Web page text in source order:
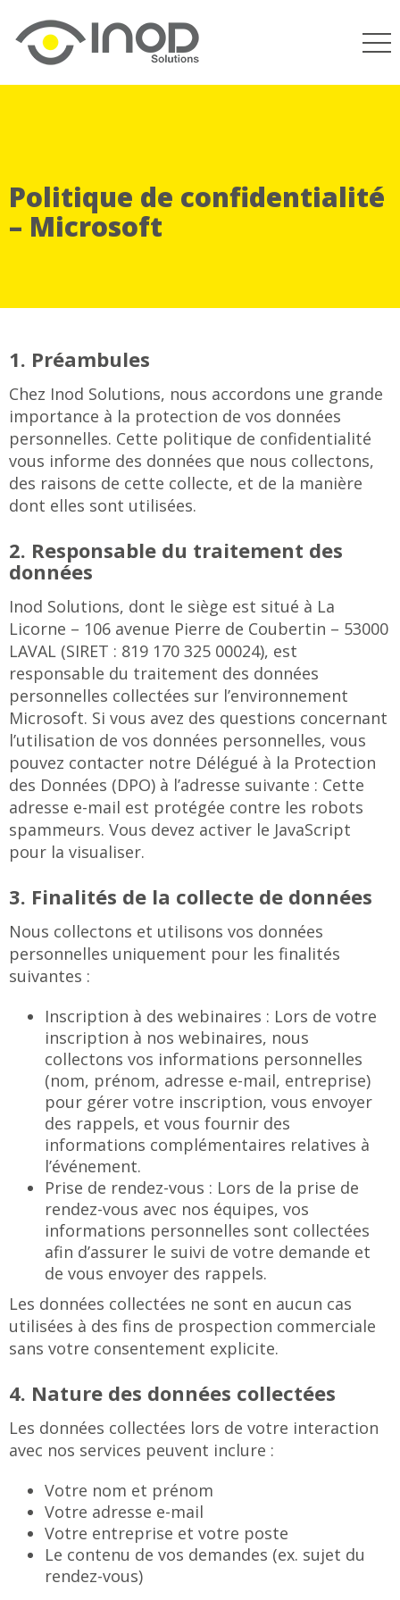
Politique de confidentialité
– Microsoft
1. Préambules
Chez Inod Solutions, nous accordons une grande
importance à la protection de vos données
personnelles. Cette politique de confidentialité
vous informe des données que nous collectons,
des raisons de cette collecte, et de la manière
dont elles sont utilisées.
2. Responsable du traitement des
données
Inod Solutions, dont le siège est situé à La
Licorne – 106 avenue Pierre de Coubertin – 53000
LAVAL (SIRET : 819 170 325 00024), est
responsable du traitement des données
personnelles collectées sur l’environnement
Microsoft. Si vous avez des questions concernant
l’utilisation de vos données personnelles, vous
pouvez contacter notre Délégué à la Protection
des Données (DPO) à l’adresse suivante : Cette
adresse e-mail est protégée contre les robots
spammeurs. Vous devez activer le JavaScript
pour la visualiser.
3. Finalités de la collecte de données
Nous collectons et utilisons vos données
personnelles uniquement pour les finalités
suivantes :
Inscription à des webinaires : Lors de votre
inscription à nos webinaires, nous
collectons vos informations personnelles
(nom, prénom, adresse e-mail, entreprise)
pour gérer votre inscription, vous envoyer
des rappels, et vous fournir des
informations complémentaires relatives à
l’événement.
Prise de rendez-vous : Lors de la prise de
rendez-vous avec nos équipes, vos
informations personnelles sont collectées
afin d’assurer le suivi de votre demande et
de vous envoyer des rappels.
Les données collectées ne sont en aucun cas
utilisées à des fins de prospection commerciale
sans votre consentement explicite.
4. Nature des données collectées
Les données collectées lors de votre interaction
avec nos services peuvent inclure :
Votre nom et prénom
Votre adresse e-mail
Votre entreprise et votre poste
Le contenu de vos demandes (ex. sujet du
rendez-vous)